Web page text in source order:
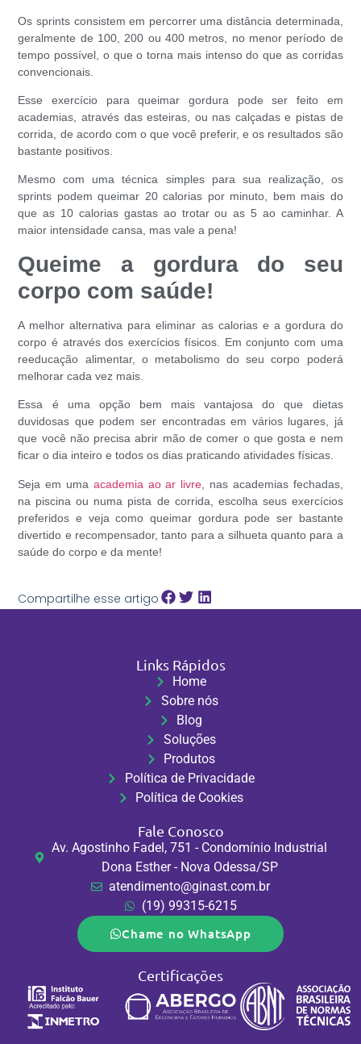
Os sprints consistem em percorrer uma distância determinada,
geralmente de 100, 200 ou 400 metros, no menor período de
tempo possível, o que o torna mais intenso do que as corridas
convencionais.
Esse exercício paraqueimar gordura pode ser feito em
academias, através das esteiras, ou nas calçadas e pistas de
corrida, de acordo com o que você preferir, e os resultados são
bastante positivos.
Mesmo com uma técnica simples para sua realização, os
sprints podem queimar 20 calorias por minuto, bem mais do
que as 10 calorias gastas ao trotar ou as 5 ao caminhar. A
maior intensidade cansa, mas vale a pena!
Queime a gordura do seu
corpo com saúde!
A melhor alternativa para eliminar as calorias e a gordura do
corpo é através dos exercícios físicos. Em conjunto com uma
reeducação alimentar, o metabolismo do seu corpo poderá
melhorar cada vez mais.
Essa é uma opção bem mais vantajosa do que dietas
duvidosas que podem ser encontradas em vários lugares, já
que você não precisa abrir mão de comer o que gosta e nem
ficar o dia inteiro e todos os dias praticando atividades físicas.
Seja em uma academia ao ar livre , nas academias fechadas,
na piscina ou numa pista de corrida, escolha seus exercícios
preferidos e veja como queimar gordura pode ser bastante
divertido e recompensador, tanto para a silhueta quanto para a
saúde do corpo e da mente!
Compartilhe esse artigo
Links Rápidos
Home
Sobre nós
Blog
Soluções
Produtos
Política de Privacidade
Política de Cookies
Fale Conosco
Av. Agostinho Fadel, 751 - Condomínio Industrial
Dona Esther - Nova Odessa/SP
atendimento@ginast.com.br
(19) 99315-6215
Chame no WhatsApp
Certificações